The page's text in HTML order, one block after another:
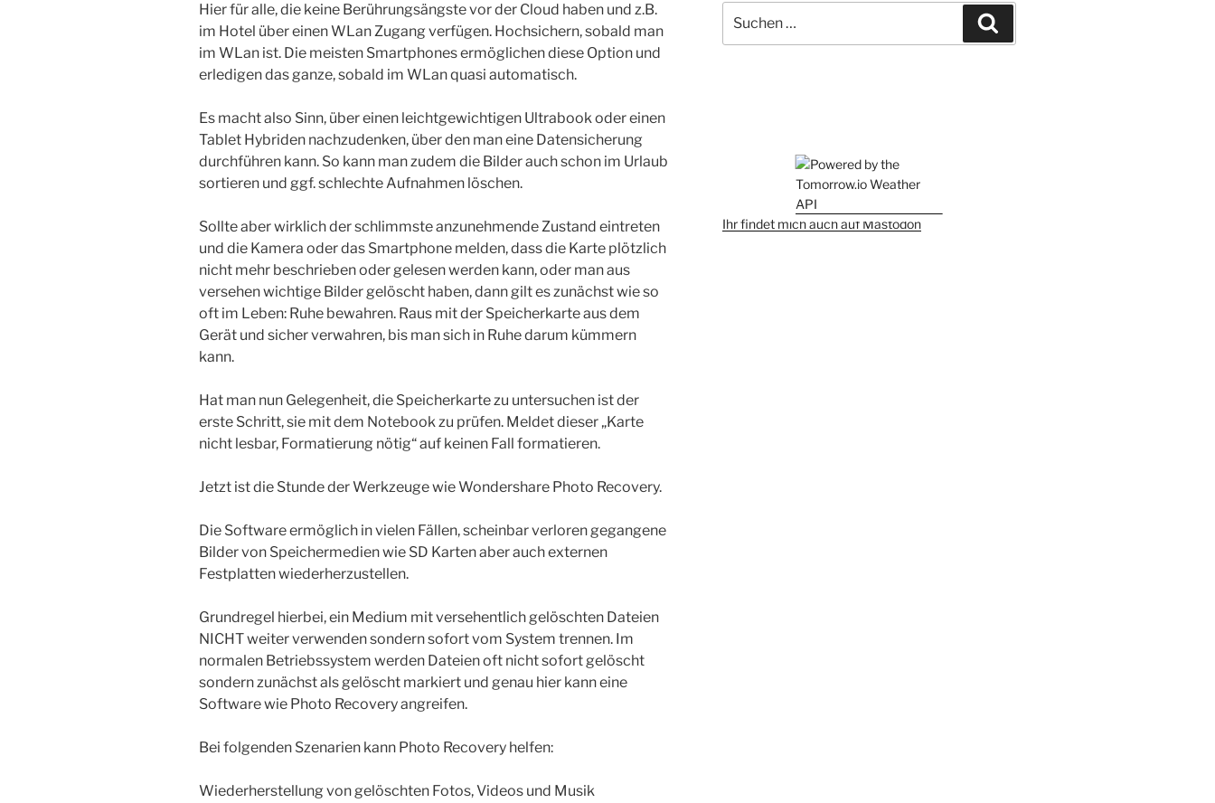
Hier für alle, die keine Berührungsängste vor der Cloud haben und z.B.
im Hotel über einen WLan Zugang verfügen. Hochsichern, sobald man
im WLan ist. Die meisten Smartphones ermöglichen diese Option und
erledigen das ganze, sobald im WLan quasi automatisch.
Es macht also Sinn, über einen leichtgewichtigen Ultrabook oder einen
Tablet Hybriden nachzudenken, über den man eine Datensicherung
durchführen kann. So kann man zudem die Bilder auch schon im Urlaub
sortieren und ggf. schlechte Aufnahmen löschen.
Sollte aber wirklich der schlimmste anzunehmende Zustand eintreten
und die Kamera oder das Smartphone melden, dass die Karte plötzlich
nicht mehr beschrieben oder gelesen werden kann, oder man aus
versehen wichtige Bilder gelöscht haben, dann gilt es zunächst wie so
oft im Leben: Ruhe bewahren. Raus mit der Speicherkarte aus dem
Gerät und sicher verwahren, bis man sich in Ruhe darum kümmern
kann.
Hat man nun Gelegenheit, die Speicherkarte zu untersuchen ist der
erste Schritt, sie mit dem Notebook zu prüfen. Meldet dieser „Karte
nicht lesbar, Formatierung nötig“ auf keinen Fall formatieren.
Jetzt ist die Stunde der Werkzeuge wie Wondershare Photo Recovery.
Die Software ermöglich in vielen Fällen, scheinbar verloren gegangene
Bilder von Speichermedien wie SD Karten aber auch externen
Festplatten wiederherzustellen.
Grundregel hierbei, ein Medium mit versehentlich gelöschten Dateien
NICHT weiter verwenden sondern sofort vom System trennen. Im
normalen Betriebssystem werden Dateien oft nicht sofort gelöscht
sondern zunächst als gelöscht markiert und genau hier kann eine
Software wie Photo Recovery angreifen.
Bei folgenden Szenarien kann Photo Recovery helfen:
Wiederherstellung von gelöschten Fotos, Videos und Musik
nach:
Ihr findet mich auch auf Mastodon